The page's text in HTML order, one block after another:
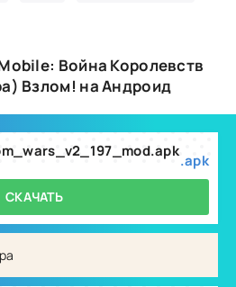
Война Королевств
Взлом! на Андроид
.apk
СКАЧАТЬ